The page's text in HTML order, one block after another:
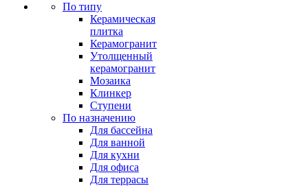
По типу
Керамическая
плитка
Керамогранит
Утолщенный
керамогранит
Мозаика
Клинкер
Ступени
По назначению
Для бассейна
Для ванной
Для кухни
Для офиса
Для террасы